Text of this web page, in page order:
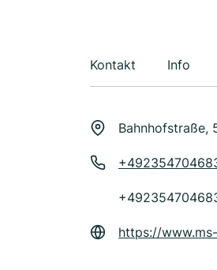
Kontakt Info
Bahnhofstraße,
https://